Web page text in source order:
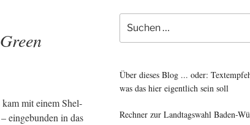
kam mit einem Shel­
ein­ge­bun­den in das
Suche
nach:
Über dieses Blog ... oder:
was das hier eigentlich sein soll
Rechner zur Landtagswahl Baden-